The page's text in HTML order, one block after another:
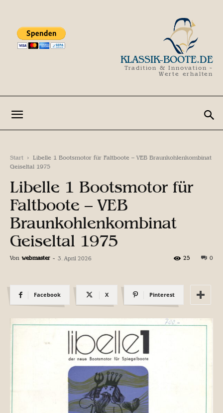
KLASSIK-BOOTE.DE
Tradition & Innovation -
Werte erhalten
Start
Libelle 1 Bootsmotor für Faltboote – VEB Braunkohlenkombinat
Geiseltal 1975
Libelle 1 Bootsmotor für
Faltboote – VEB
Braunkohlenkombinat
Geiseltal 1975
Von webmaster - 3. April 2026 0
25
Facebook X Pinterest